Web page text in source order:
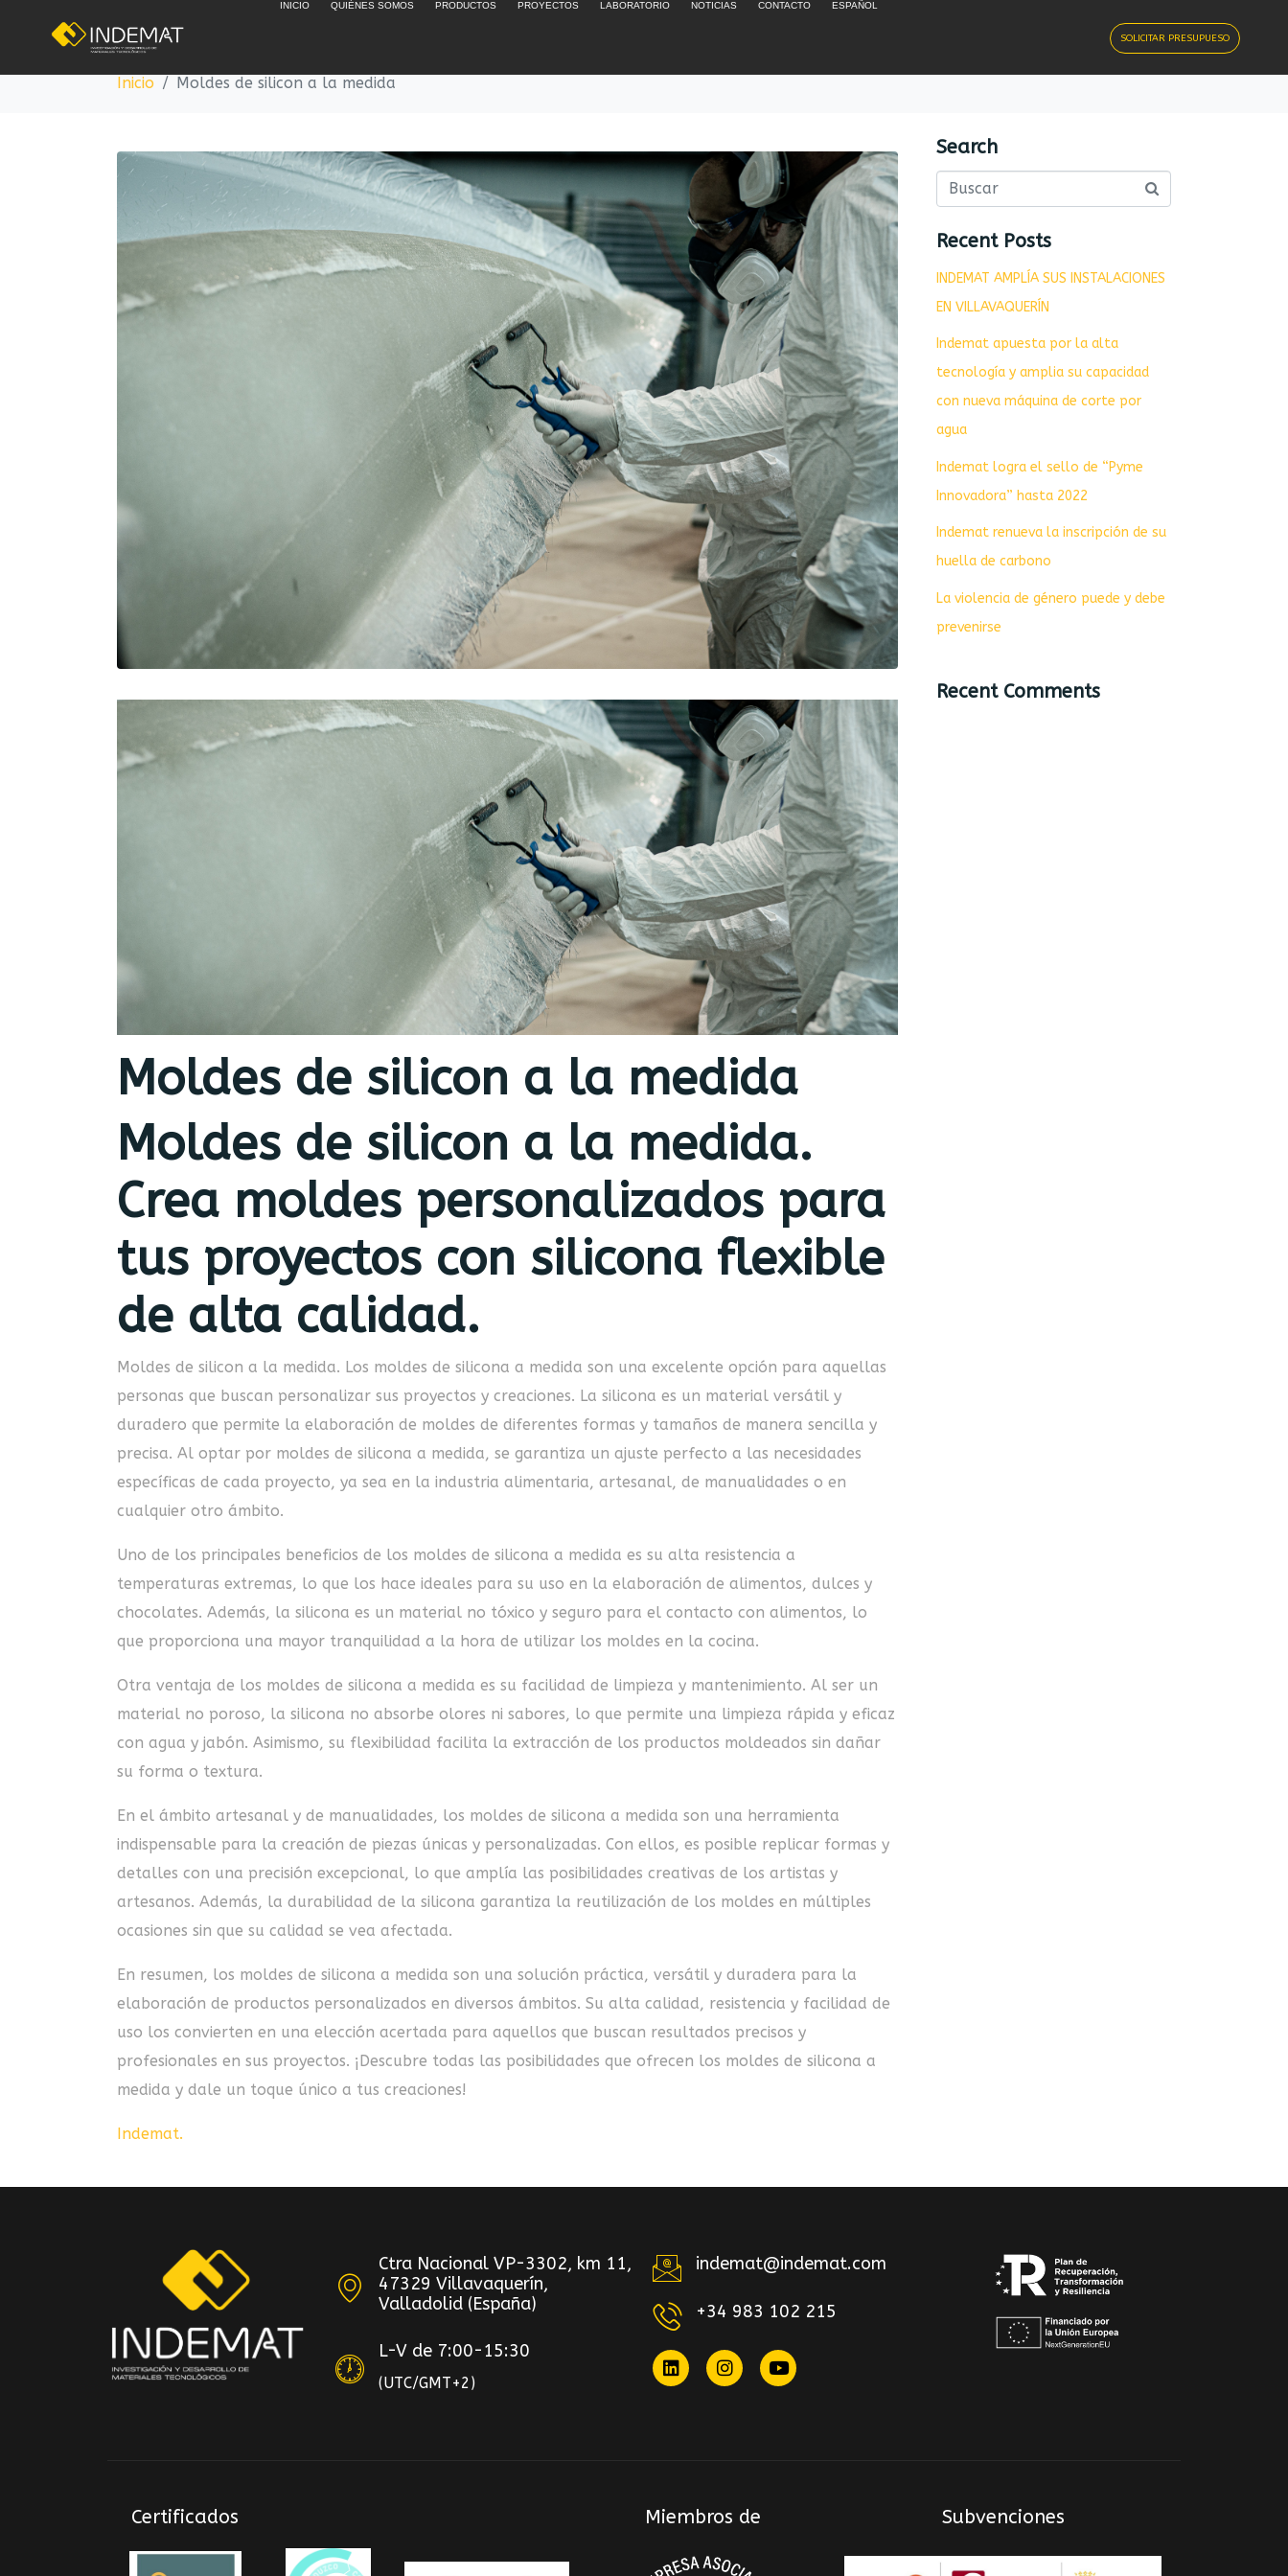
INICIO QUIÉNES SOMOS PRODUCTOS PROYECTOS LABORATORIO NOTICIAS CONTACTO ESPAÑOL
SOLICITAR PRESUPUESO
Moldes de silicon a la medida
Inicio Moldes de silicon a la medida
Moldes de silicon a la medida
Moldes de silicon a la medida.
Crea moldes personalizados para
tus proyectos con silicona flexible
de alta calidad.
Moldes de silicon a la medida. Los moldes de silicona a medida son una excelente opción para aquellas
personas que buscan personalizar sus proyectos y creaciones. La silicona es un material versátil y
duradero que permite la elaboración de moldes de diferentes formas y tamaños de manera sencilla y
precisa. Al optar por moldes de silicona a medida, se garantiza un ajuste perfecto a las necesidades
específicas de cada proyecto, ya sea en la industria alimentaria, artesanal, de manualidades o en
cualquier otro ámbito.
Uno de los principales beneficios de los moldes de silicona a medida es su alta resistencia a
temperaturas extremas, lo que los hace ideales para su uso en la elaboración de alimentos, dulces y
chocolates. Además, la silicona es un material no tóxico y seguro para el contacto con alimentos, lo
que proporciona una mayor tranquilidad a la hora de utilizar los moldes en la cocina.
Otra ventaja de los moldes de silicona a medida es su facilidad de limpieza y mantenimiento. Al ser un
material no poroso, la silicona no absorbe olores ni sabores, lo que permite una limpieza rápida y eficaz
con agua y jabón. Asimismo, su flexibilidad facilita la extracción de los productos moldeados sin dañar
su forma o textura.
En el ámbito artesanal y de manualidades, los moldes de silicona a medida son una herramienta
indispensable para la creación de piezas únicas y personalizadas. Con ellos, es posible replicar formas y
detalles con una precisión excepcional, lo que amplía las posibilidades creativas de los artistas y
artesanos. Además, la durabilidad de la silicona garantiza la reutilización de los moldes en múltiples
ocasiones sin que su calidad se vea afectada.
En resumen, los moldes de silicona a medida son una solución práctica, versátil y duradera para la
elaboración de productos personalizados en diversos ámbitos. Su alta calidad, resistencia y facilidad de
uso los convierten en una elección acertada para aquellos que buscan resultados precisos y
profesionales en sus proyectos. ¡Descubre todas las posibilidades que ofrecen los moldes de silicona a
medida y dale un toque único a tus creaciones!
Indemat.
Search
Recent Posts
INDEMAT AMPLÍA SUS INSTALACIONES
EN VILLAVAQUERÍN
Indemat apuesta por la alta
tecnología y amplia su capacidad
con nueva máquina de corte por
agua
Indemat logra el sello de “Pyme
Innovadora” hasta 2022
Indemat renueva la inscripción de su
huella de carbono
La violencia de género puede y debe
prevenirse
Recent Comments
Ctra Nacional VP-3302, km 11,
47329 Villavaquerín,
Valladolid (España)
L-V de 7:00-15:30
(UTC/GMT+2)
indemat@indemat.com
+34 983 102 215
Certificados Miembros de Subvenciones